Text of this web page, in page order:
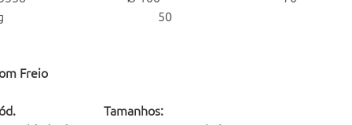
50
Freio
Tamanhos: